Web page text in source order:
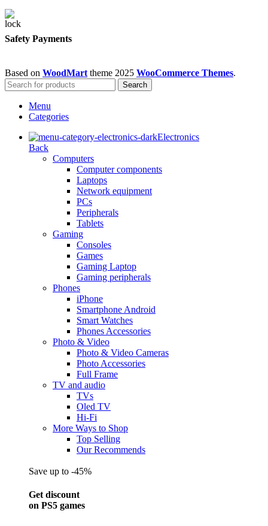
Safety Payments
Based on WoodMart theme 2025 WooCommerce Themes.
Search
Menu
Categories
Electronics
Back
Computers
Computer components
Laptops
Network equipment
PCs
Peripherals
Tablets
Gaming
Consoles
Games
Gaming Laptop
Gaming peripherals
Phones
iPhone
Smartphone Android
Smart Watches
Phones Accessories
Photo & Video
Photo & Video Cameras
Photo Accessories
Full Frame
TV and audio
TVs
Oled TV
Hi-Fi
More Ways to Shop
Top Selling
Our Recommends
Save up to -45%
Get discount
on PS5 games